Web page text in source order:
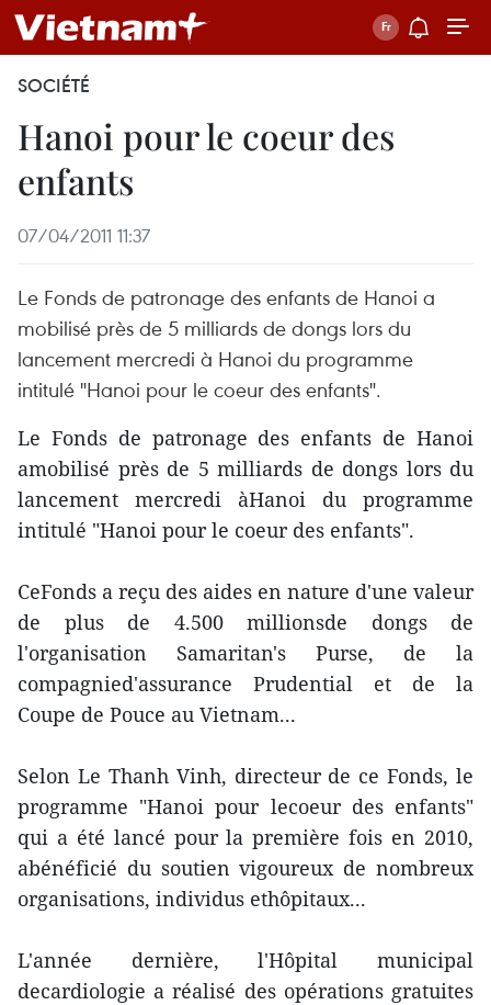
SOCIÉTÉ
Hanoi pour le coeur des
enfants
07/04/2011 11:37
Le Fonds de patronage des enfants de Hanoi a
mobilisé près de 5 milliards de dongs lors du
lancement mercredi à Hanoi du programme
intitulé "Hanoi pour le coeur des enfants".
Le Fonds de patronage des enfants de Hanoi
amobilisé près de 5 milliards de dongs lors du
lancement mercredi àHanoi du programme
intitulé "Hanoi pour le coeur des enfants".
CeFonds a reçu des aides en nature d'une valeur
de plus de 4.500 millionsde dongs de
l'organisation Samaritan's Purse, de la
compagnied'assurance Prudential et de la
Coupe de Pouce au Vietnam...
Selon Le Thanh Vinh, directeur de ce Fonds, le
programme "Hanoi pour lecoeur des enfants"
qui a été lancé pour la première fois en 2010,
abénéficié du soutien vigoureux de nombreux
organisations, individus ethôpitaux...
L'année dernière, l'Hôpital municipal
decardiologie a réalisé des opérations gratuites